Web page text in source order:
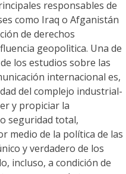
responsables de
como Iraq o Afganistán
de derechos
geopolìtica. Una de
los estudios sobre las
internacional es,
del complejo industrial-
y propiciar la
seguridad total,
medio de la política de las
y verdadero de los
incluso, a condición de